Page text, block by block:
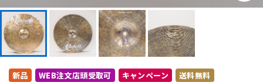
DTM オンライン納品
新品 WEB注文店頭受取可 キャンペーン 送料無料